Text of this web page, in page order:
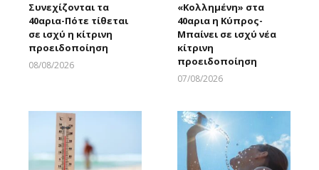
Συνεχίζονται τα
40αρια-Πότε τίθεται
σε ισχύ η κίτρινη
προειδοποίηση
08/08/2026
«Κολλημένη» στα
40αρια η Κύπρος-
Μπαίνει σε ισχύ νέα
κίτρινη
προειδοποίηση
07/08/2026